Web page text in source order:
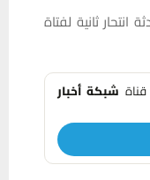
ثانية لفتاة
شبكة أخبار